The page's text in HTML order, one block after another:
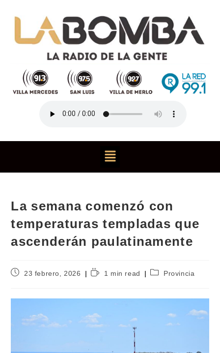
La semana comenzó con
temperaturas templadas que
ascenderán paulatinamente
23 febrero, 2026 1 min read Provincia